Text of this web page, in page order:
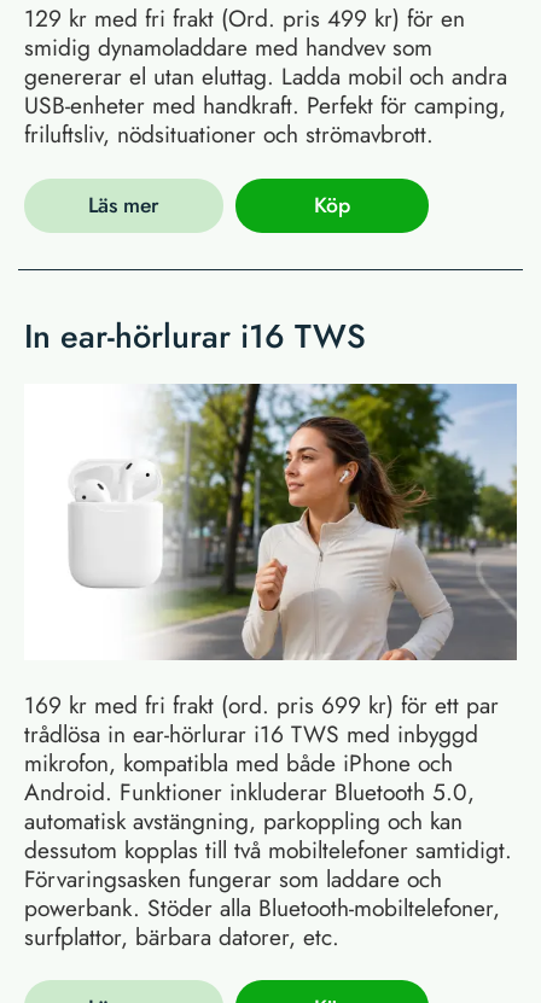
129 kr med fri frakt (Ord. pris 499 kr) för en
smidig dynamoladdare med handvev som
genererar el utan eluttag. Ladda mobil och andra
USB-enheter med handkraft. Perfekt för camping,
friluftsliv, nödsituationer och strömavbrott.
Läs mer Köp
In ear-hörlurar i16 TWS
169 kr med fri frakt (ord. pris 699 kr) för ett par
trådlösa in ear-hörlurar i16 TWS med inbyggd
mikrofon, kompatibla med både iPhone och
Android. Funktioner inkluderar Bluetooth 5.0,
automatisk avstängning, parkoppling och kan
dessutom kopplas till två mobiltelefoner samtidigt.
Förvaringsasken fungerar som laddare och
powerbank. Stöder alla Bluetooth-mobiltelefoner,
surfplattor, bärbara datorer, etc.